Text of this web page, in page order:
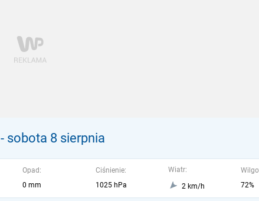
- sobota 8 sierpnia
Opad:
0 mm
Ciśnienie:
1025 hPa
Wiatr:
2 km/h
72%